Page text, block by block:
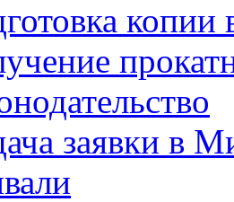
копии
заявки в